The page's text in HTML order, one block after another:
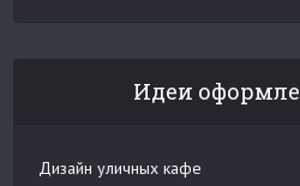
Идеи
Дизайн уличных кафе